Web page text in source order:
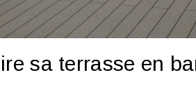
sa terrasse en